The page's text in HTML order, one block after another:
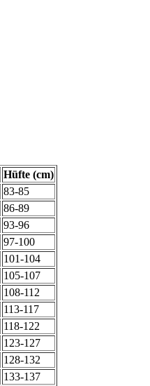
Hüfte (cm)
83-85
86-89
93-96
97-100
101-104
105-107
108-112
113-117
118-122
123-127
128-132
133-137